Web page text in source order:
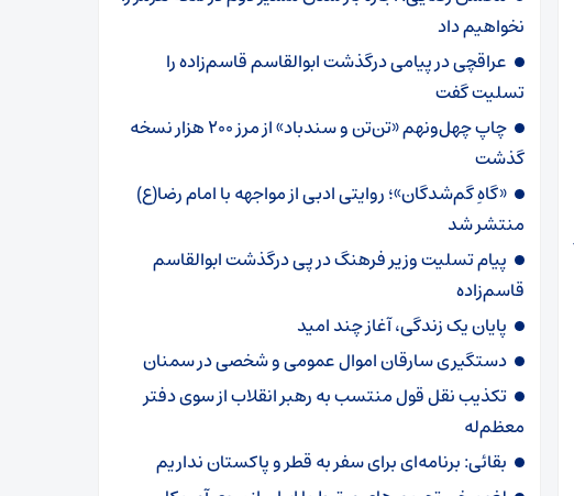
نخواهیم داد
عراقچی در پیامی درگذشت ابوالقاسم قاسم‌زاده را
تسلیت گفت
چاپ چهل‌ونهم «تن‌تن و سندباد» از مرز ۲۰۰ هزار نسخه
گذشت
«گاهِ گم‌شدگان»؛ روایتی ادبی از مواجهه با امام رضا(ع)
منتشر شد
پیام تسلیت وزیر فرهنگ در پی درگذشت ابوالقاسم
قاسم‌زاده
پایان یک زندگی، آغاز چند امید
دستگیری سارقان اموال عمومی و شخصی در سمنان
تکذیب نقل قول منتسب به رهبر انقلاب از سوی دفتر
معظم‌له
بقائی: برنامه‌ای برای سفر به قطر و پاکستان نداریم